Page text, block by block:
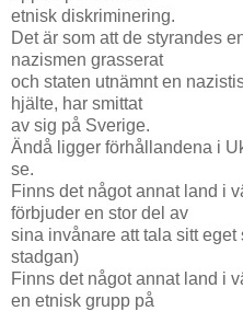
etnisk diskriminering.
Det är som att de styrandes
nazismen grasserat
och staten utnämnt en
hjälte, har smittat
av sig på Sverige.
Ändå ligger förhållandena i
se.
Finns det något annat land i
förbjuder en stor del av
sina invånare att tala sitt
stadgan)
Finns det något annat land i
en etnisk grupp på